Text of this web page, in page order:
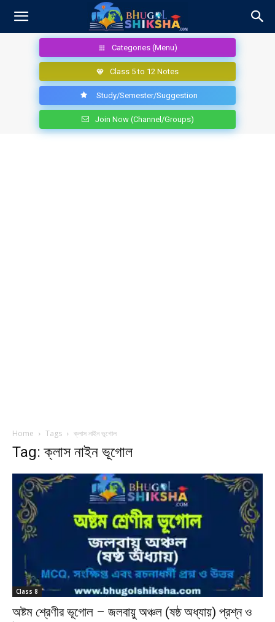
Categories (Menu)
Class 5 to 12 Notes
Study/Semester/Suggestion
Join Now (Channel/Groups)
Home Tags ক্লাস নাইন ভূগোল
Tag: ক্লাস নাইন ভূগোল
Class 8
অষ্টম শ্রেণীর ভূগোল – জলবায়ু অঞ্চল (ষষ্ঠ অধ্যায়) প্রশ্ন ও